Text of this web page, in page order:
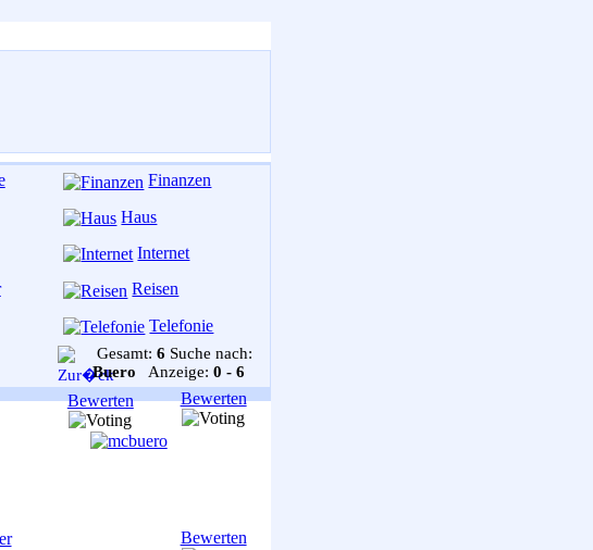
Finanzen
Haus
Internet
Reisen
Telefonie
Gesamt:6 Suche nach:
Buero Anzeige: 0 - 6
Bewerten
Bewerten
Bewerten